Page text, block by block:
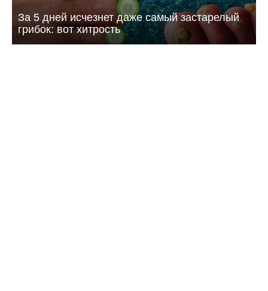
За 5 дней исчезнет даже самый застарелый
грибок: вот хитрость